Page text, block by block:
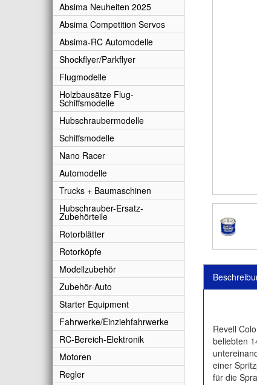
Revell
beliebten
einer
für die
Absima Neuheiten 2025
Absima Competition Servos
Absima-RC Automodelle
Shockflyer/Parkflyer
Flugmodelle
Holzbausätze Flug-
Schiffsmodelle
Hubschraubermodelle
Schiffsmodelle
Nano Racer
Automodelle
Trucks + Baumaschinen
Hubschrauber-Ersatz-
Zubehörteile
Rotorblätter
Rotorköpfe
Modellzubehör
Zubehör-Auto
Starter Equipment
Fahrwerke/Einziehfahrwerke
RC-Bereich-Elektronik
Motoren
Regler